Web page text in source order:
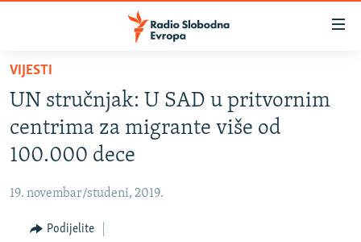
Pređite
glavni
sadržaj
Pređite
na
glavnu
Pređite
BOSNA I HERCEGOVINA
SRBIJA
CRNA GORA
VIZUELNO
VIJESTI
UN stručnjak: U SAD u pritvornim
centrima za migrante više od
100.000 dece
19. novembar/studeni, 2019.
Podijelite